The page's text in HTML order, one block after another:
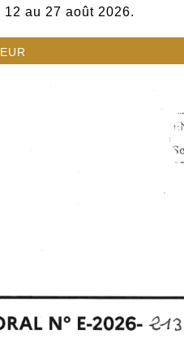
au 27 août 2026.